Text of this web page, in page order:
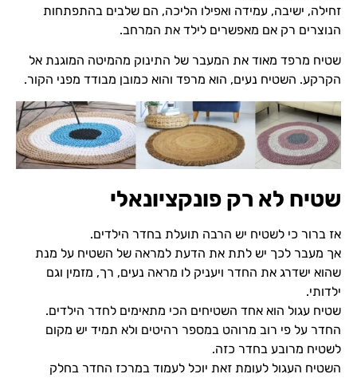
זחילה, ישיבה, עמידה ואפילו הליכה, הם שלבים בהתפתחות
הנוצרים רק אם מאפשרים לילד את המרחב.
שטיח מרפד מאוד את המעבר של התינוק מהמיטה המוגנת אל
הקרקע. השטיח נעים, הוא מרפד והוא כמובן מבודד מפני הקור.
שטיח לא רק פונקציונאלי
אז ברור כי לשטיח יש הרבה תועלת בחדר הילדים.
אך מעבר לכך יש לתת את הדעת למראה של השטיח על מנת
שהוא ישדרג את החדר ויעניק לו מראה נעים, רך, מזמין וגם
ילדותי.
שטיח עגול הוא אחד השטיחים הכי מתאימים לחדר הילדים.
החדר על פי רוב מרוהט במספר רהיטים ולא תמיד יש מקום
לשטיח מרובע בחדר כזה.
השטיח העגול לעומת זאת יוכל לעמוד במרכז החדר בחלק